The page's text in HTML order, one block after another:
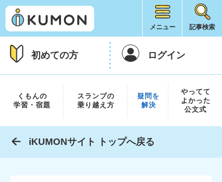
メニュー 記事検索
初めての方 ログイン
くもんの
学習・宿題
スランプの
乗り越え方
疑問を
解決
やってて
よかった
公文式
iKUMONサイト トップへ戻る